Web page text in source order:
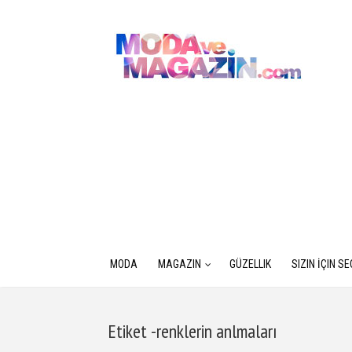
MODA MAGAZIN GÜZELLIK SIZIN İÇIN
Etiket -renklerin anlmaları